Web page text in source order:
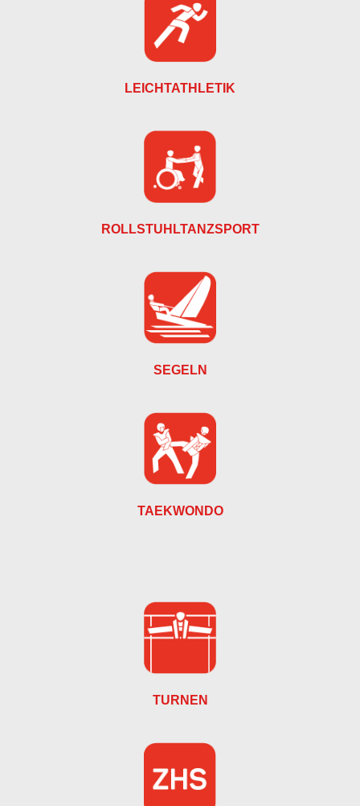
LEICHTATHLETIK
ROLLSTUHLTANZSPORT
SEGELN
TAEKWONDO
TURNEN